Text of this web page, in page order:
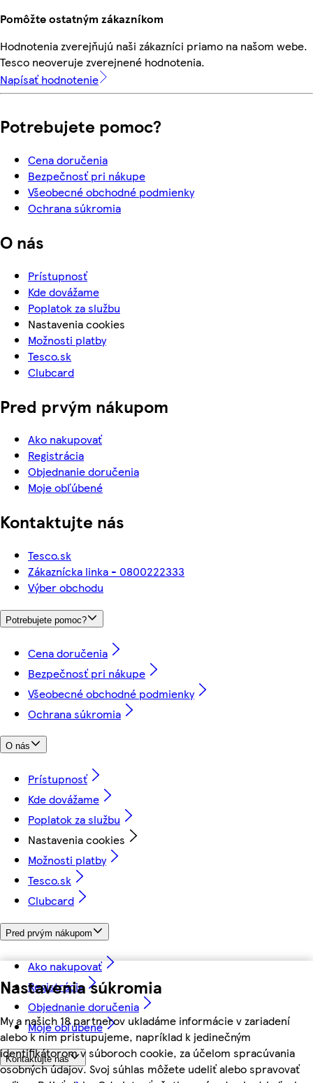
Nastavenia súkromia
My a našich 18 partnerov ukladáme informácie v zariadení
alebo k nim pristupujeme, napríklad k jedinečným
identifikátorom v súboroch cookie, za účelom spracúvania
osobných údajov. Svoj súhlas môžete udeliť alebo spravovať
Pomôžte ostatným zákazníkom
Hodnotenia zverejňujú naši zákazníci priamo na našom webe.
Tesco neoveruje zverejnené hodnotenia.
Napísať hodnotenie
Potrebujete pomoc?
Cena doručenia
Bezpečnosť pri nákupe
Všeobecné obchodné podmienky
Ochrana súkromia
O nás
Prístupnosť
Kde dovážame
Poplatok za službu
Nastavenia cookies
Možnosti platby
Tesco.sk
Clubcard
Pred prvým nákupom
Ako nakupovať
Registrácia
Objednanie doručenia
Moje obľúbené
Kontaktujte nás
Tesco.sk
Zákaznícka linka - 0800222333
Výber obchodu
Potrebujete pomoc?
Cena doručenia
Bezpečnosť pri nákupe
Všeobecné obchodné podmienky
Ochrana súkromia
O nás
Prístupnosť
Kde dovážame
Poplatok za službu
Nastavenia cookies
Možnosti platby
Tesco.sk
Clubcard
Pred prvým nákupom
Ako nakupovať
Registrácia
Objednanie doručenia
Moje obľúbené
Kontaktujte nás